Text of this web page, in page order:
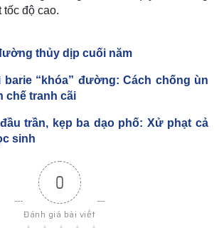
độ cao.
thủy dịp cuối năm
barie “khóa” đường: Cách chống ùn
chế tranh cãi
trần, kẹp ba dạo phố: Xử phạt cả
sinh
0
Đánh giá bài viết